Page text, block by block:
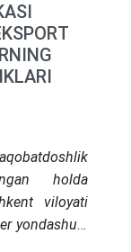
holda
viloyati
yondashuvi